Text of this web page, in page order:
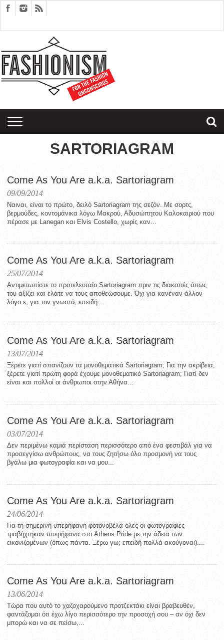
EDITORIALS
COUPLES
THERAPY
SARTORIAGRAM
SARTORIAGRAM
Come As You Are a.k.a. Sartoriagram
09/09/2014
Ναιναι, είναι το πρώτο, δειλό Sartoriagram της σεζόν. Με σορτς,
βερμούδες, κοντομάνικα λόγω Μακρού, Αδυσώπητου Καλοκαιριού που
πέρασε με Lanegan και Elvis Costello, χωρίς καν...
Come As You Are a.k.a. Sartoriagram
25/07/2014
Αντιμετωπίστε το προτελευταίο Sartoriagram πριν τις διακοπές όπως
του αξίζει και ελάτε να τους αποθεώσουμε. Όχι για κανέναν άλλον
λόγο ε, για τον γνωστό, επειδή...
Come As You Are a.k.a. Sartoriagram
13/07/2014
Ξέρετε γιατί σπανίζουν τα μονοθεματικά Sartoriagram; Για την ακρίβεια,
ξέρετε γιατί πρώτη φορά έχουμε μονοθεματικό Sartoriagram; Γιατί δεν
είναι και πολλοί οι άνθρωποι στην Αθήνα...
Come As You Are a.k.a. Sartoriagram
03/07/2014
Δεν περιμένω καμιά περίσταση περισσότερο από ένα φεστιβάλ για να
προσεγγίσω ανθρώπους, να τους ζητήσω όλο προσμονή να τους
βγάλω μια φωτογραφία και να μου...
Come As You Are a.k.a. Sartoriagram
24/06/2014
Για τη σημερινή υπερήφανη φοτονοβέλα όλες οι φωτογραφίες
τραβήχτηκαν υπερήφανα στο Athens Pride με την άδεια των
εικονιζομένων (όπως πάντα. Ξέρω γω; επειδή πολλά ακούγοναι)....
Come As You Are a.k.a. Sartoriagram
13/06/2014
Τώρα που αυτό το χαζοχαρούμενο προτζεκτάκι είναι βραβευθέν,
φαντάζομαι ότι έχω λίγο περισσότερο την προσοχή σου – αν όχι δεν
μπορώ και να σε πείσω,...